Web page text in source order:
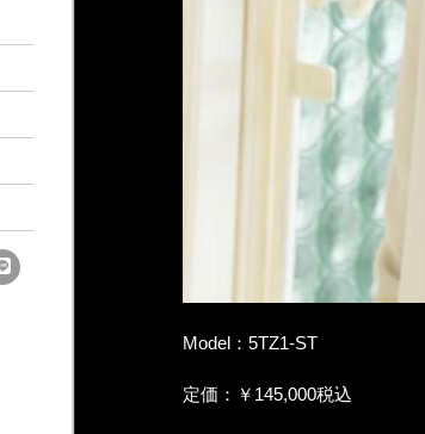
Model：5TZ1-ST
定価：￥145,000税込